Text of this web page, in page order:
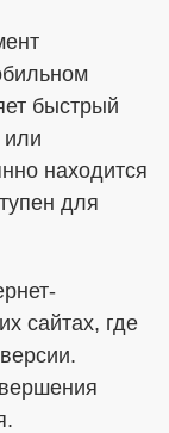
быстрый
находится
для
сайтах, где